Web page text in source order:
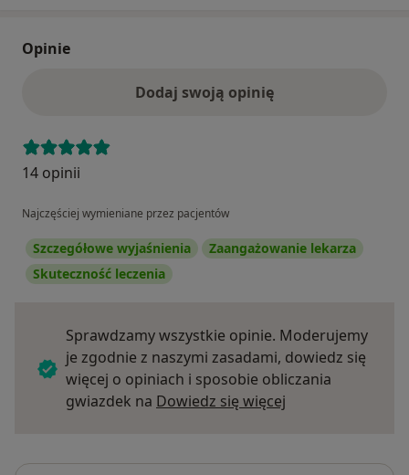
Opinie
Dodaj swoją opinię
14 opinii
Najczęściej wymieniane przez pacjentów
Szczegółowe wyjaśnienia
Zaangażowanie lekarza
Skuteczność leczenia
Sprawdzamy wszystkie opinie. Moderujemy
je zgodnie z naszymi zasadami, dowiedz się
więcej o opiniach i sposobie obliczania
gwiazdek na Dowiedz się więcej